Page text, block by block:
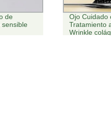
Anti
La limpieza
equilibrado
toallitas